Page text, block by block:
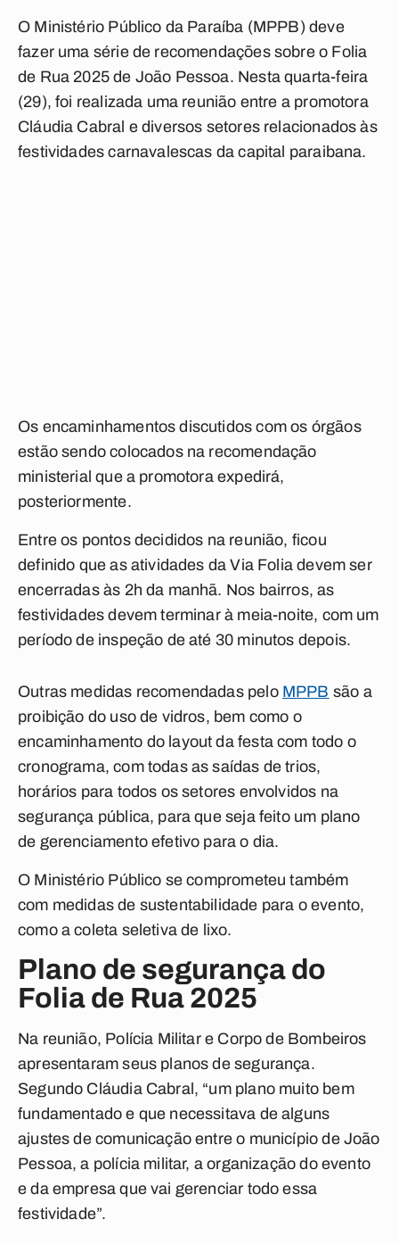
O Ministério Público da Paraíba (MPPB) deve
fazer uma série de recomendações sobre o Folia
de Rua 2025 de João Pessoa. Nesta quarta-feira
(29), foi realizada uma reunião entre a promotora
Cláudia Cabral e diversos setores relacionados às
festividades carnavalescas da capital paraibana.
Os encaminhamentos discutidos com os órgãos
estão sendo colocados na recomendação
ministerial que a promotora expedirá,
posteriormente.
Entre os pontos decididos na reunião, ficou
definido que as atividades da Via Folia devem ser
encerradas às 2h da manhã. Nos bairros, as
festividades devem terminar à meia-noite, com um
período de inspeção de até 30 minutos depois.
Outras medidas recomendadas pelo MPPB são a
proibição do uso de vidros, bem como o
encaminhamento do layout da festa com todo o
cronograma, com todas as saídas de trios,
horários para todos os setores envolvidos na
segurança pública, para que seja feito um plano
de gerenciamento efetivo para o dia.
O Ministério Público se comprometeu também
com medidas de sustentabilidade para o evento,
como a coleta seletiva de lixo.
Plano de segurança do
Folia de Rua 2025
Na reunião, Polícia Militar e Corpo de Bombeiros
apresentaram seus planos de segurança.
Segundo Cláudia Cabral, “um plano muito bem
fundamentado e que necessitava de alguns
ajustes de comunicação entre o município de João
Pessoa, a polícia militar, a organização do evento
e da empresa que vai gerenciar todo essa
festividade”.